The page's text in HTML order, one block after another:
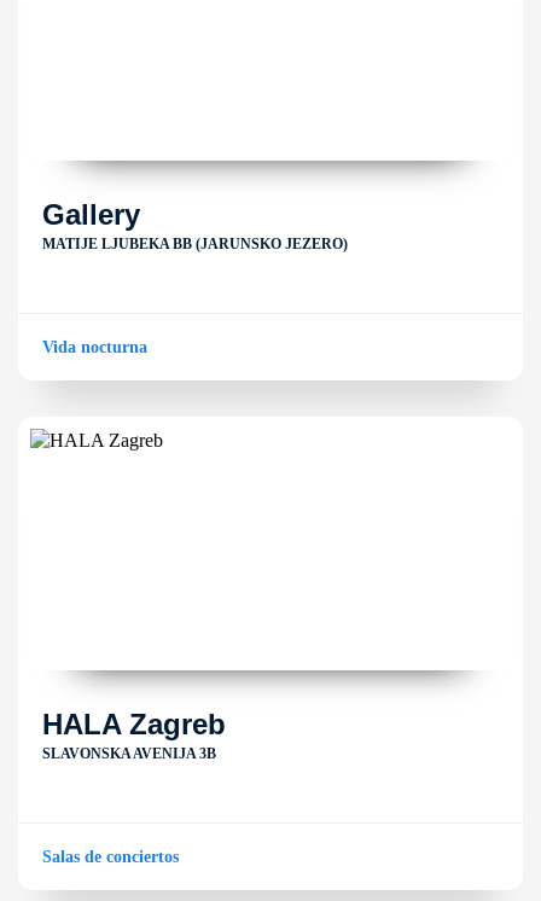
Gallery
MATIJE LJUBEKA BB (JARUNSKO JEZERO)
Vida nocturna
HALA Zagreb
SLAVONSKA AVENIJA 3B
Salas de conciertos